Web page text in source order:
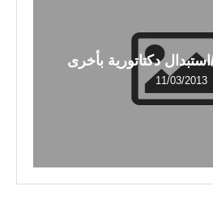
دكتاتورية بأخرى
11/03/2013